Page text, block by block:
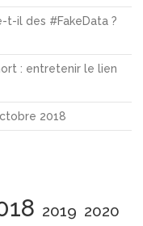
t-il des #FakeData ?
: entretenir le lien
2018
2019 2020